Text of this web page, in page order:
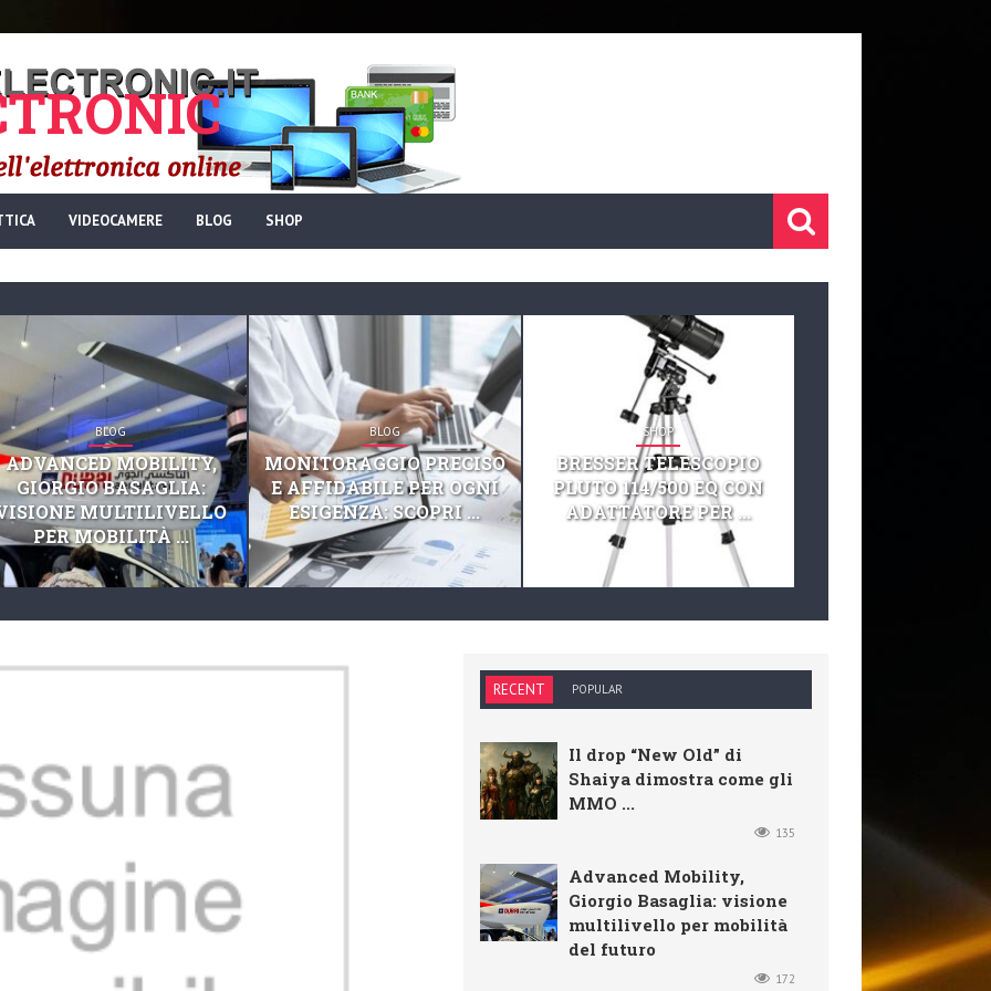
VIDEOCAMERE BLOG SHOP
BLOG
ADVANCED MOBILITY,
GIORGIO BASAGLIA:
MULTILIVELLO
PER MOBILITÀ ...
BLOG
MONITORAGGIO PRECISO
E AFFIDABILE PER OGNI
ESIGENZA: SCOPRI ...
SHOP
BRESSER TELESCOPIO
PLUTO 114/500 EQ CON
ADATTATORE PER ...
RECENT POPULAR
Il drop “New Old” di
Shaiya dimostra come gli
MMO ...
135
Advanced Mobility,
Giorgio Basaglia: visione
multilivello per mobilità
del futuro
172